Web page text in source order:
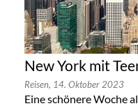
New York mit
Reisen, 14. Oktober 2023
Eine schönere Woche